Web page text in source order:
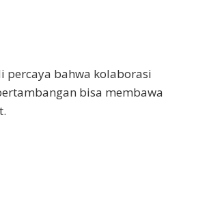
percaya bahwa kolaborasi
bisa membawa